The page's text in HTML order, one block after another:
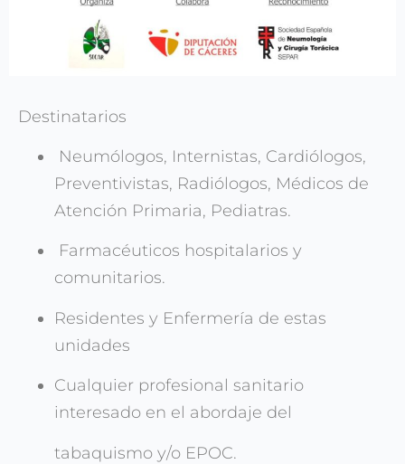
Destinatarios
Neumólogos, Internistas, Cardiólogos,
Preventivistas, Radiólogos, Médicos de
Atención Primaria, Pediatras.
Farmacéuticos hospitalarios y
comunitarios.
Residentes y Enfermería de estas
unidades
Cualquier profesional sanitario
interesado en el abordaje del
tabaquismo y/o EPOC.